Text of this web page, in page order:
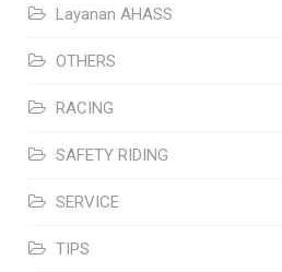
Layanan AHASS
OTHERS
RACING
SAFETY RIDING
SERVICE
TIPS